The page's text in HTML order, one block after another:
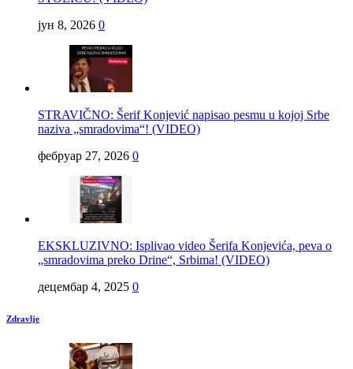
јун 8, 2026 0
STRAVIČNO: Šerif Konjević napisao pesmu u kojoj Srbe
naziva „smradovima“! (VIDEO)
фебруар 27, 2026 0
EKSKLUZIVNO: Isplivao video Šerifa Konjevića, peva o
„smradovima preko Drine“, Srbima! (VIDEO)
децембар 4, 2025 0
Zdravlje